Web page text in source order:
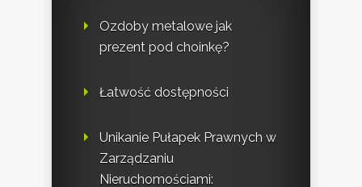
Ozdoby metalowe jak
prezent pod choinkę?
Łatwość dostępności
Unikanie Pułapek Prawnych w
Zarządzaniu
Nieruchomościami: